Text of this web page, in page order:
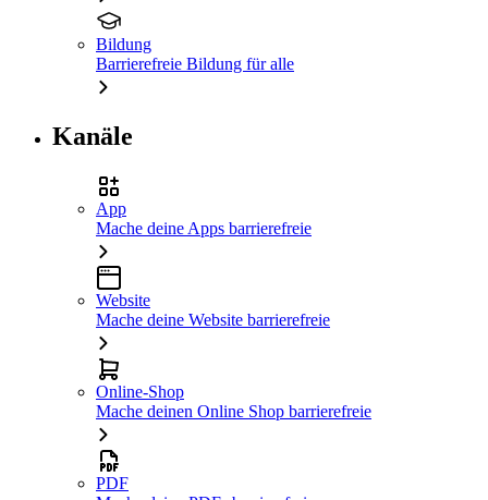
Bildung
Barrierefreie Bildung für alle
Kanäle
App
Mache deine Apps barrierefreie
Website
Mache deine Website barrierefreie
Online-Shop
Mache deinen Online Shop barrierefreie
PDF